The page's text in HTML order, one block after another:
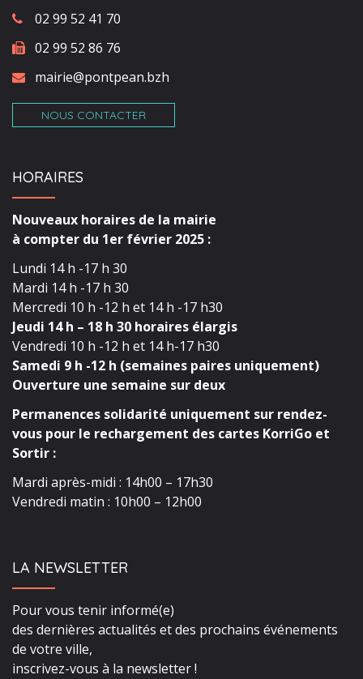
02 99 52 41 70
02 99 52 86 76
mairie@pontpean.bzh
NOUS CONTACTER
HORAIRES
Nouveaux horaires de la mairie
à compter du 1er février 2025 :
Lundi 14 h -17 h 30
Mardi 14 h -17 h 30
Mercredi 10 h -12 h et 14 h -17 h30
Jeudi 14 h – 18 h 30 horaires élargis
Vendredi 10 h -12 h et 14 h-17 h30
Samedi 9 h -12 h (semaines paires uniquement)
Ouverture une semaine sur deux
Permanences solidarité uniquement sur rendez-
vous pour le rechargement des cartes KorriGo et
Sortir :
Mardi après-midi : 14h00 – 17h30
Vendredi matin : 10h00 – 12h00
LA NEWSLETTER
Pour vous tenir informé(e)
des dernières actualités et des prochains événements
de votre ville,
inscrivez-vous à la newsletter !